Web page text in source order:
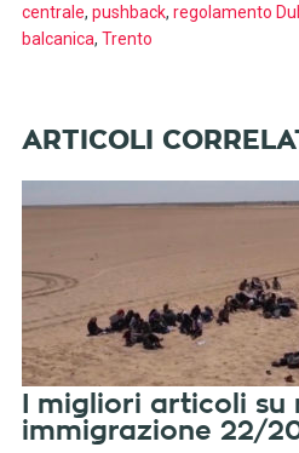
centrale, pushback, regolamento
balcanica, Trento
I migliori articoli
immigrazione 22/